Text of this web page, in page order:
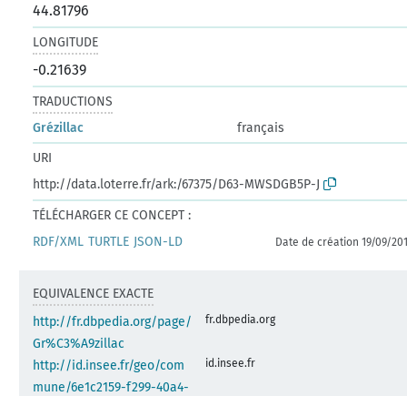
44.81796
LONGITUDE
-0.21639
TRADUCTIONS
Grézillac
français
URI
http://data.loterre.fr/ark:/67375/D63-MWSDGB5P-J
TÉLÉCHARGER CE CONCEPT :
RDF/XML TURTLE JSON-LD Date de création 19/09/
EQUIVALENCE EXACTE
http://fr.dbpedia.org/page/
Gr%C3%A9zillac
fr.dbpedia.org
http://id.insee.fr/geo/com
mune/6e1c2159-f299-40a4-
id.insee.fr